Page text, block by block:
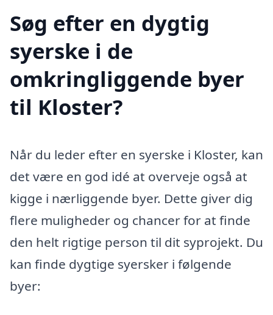
Søg efter en dygtig
syerske i de
omkringliggende byer
til Kloster?
Når du leder efter en syerske i Kloster, kan
det være en god idé at overveje også at
kigge i nærliggende byer. Dette giver dig
flere muligheder og chancer for at finde
den helt rigtige person til dit syprojekt. Du
kan finde dygtige syersker i følgende
byer: